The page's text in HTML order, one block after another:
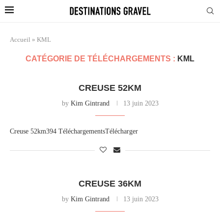
Accueil » KML
CATÉGORIE DE TÉLÉCHARGEMENTS : KML
CREUSE 52KM
by Kim Gintrand 13 juin 2023
Creuse 52km394 TéléchargementsTélécharger
CREUSE 36KM
by Kim Gintrand 13 juin 2023